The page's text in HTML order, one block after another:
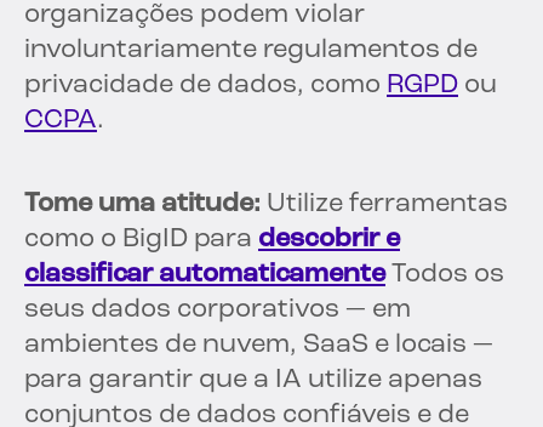
organizações podem violar
involuntariamente regulamentos de
privacidade de dados, como RGPD ou
CCPA.
Tome uma atitude: Utilize ferramentas
como o BigID para descobrir e
classificar automaticamenteTodos os
seus dados corporativos — em
ambientes de nuvem, SaaS e locais —
para garantir que a IA utilize apenas
conjuntos de dados confiáveis e de